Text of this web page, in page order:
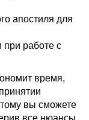
апостиля для
при работе с
время,
вы сможете
все нюансы